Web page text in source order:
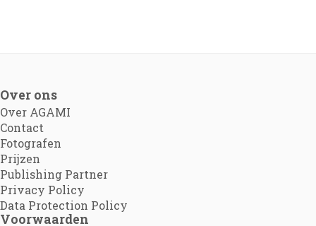
Over ons
Over AGAMI
Contact
Fotografen
Prijzen
Publishing Partner
Privacy Policy
Data Protection Policy
Voorwaarden